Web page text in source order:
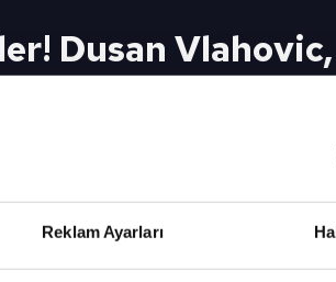
Reklam Ayarları
Dusan
YouTube Canlı Yayın İçin